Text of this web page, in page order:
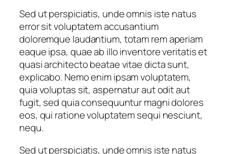
Sed ut perspiciatis, unde omnis iste natus
error sit voluptatem accusantium
doloremque laudantium, totam rem aperiam
eaque ipsa, quae ab illo inventore veritatis et
quasi architecto beatae vitae dicta sunt,
explicabo. Nemo enim ipsam voluptatem,
quia voluptas sit, aspernatur aut odit aut
fugit, sed quia consequuntur magni dolores
eos, qui ratione voluptatem sequi nesciunt,
nequ.
Sed ut perspiciatis, unde omnis iste natus